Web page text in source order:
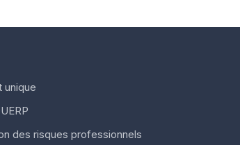
unique
des risques professionnels